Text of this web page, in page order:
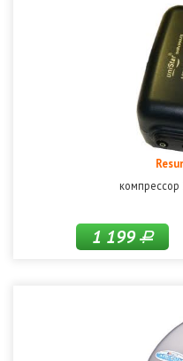
1 199Р